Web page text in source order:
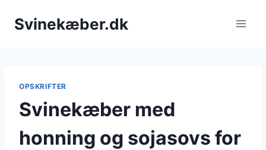
Svinekæber.dk
OPSKRIFTER
Svinekæber med
honning og sojasovs for